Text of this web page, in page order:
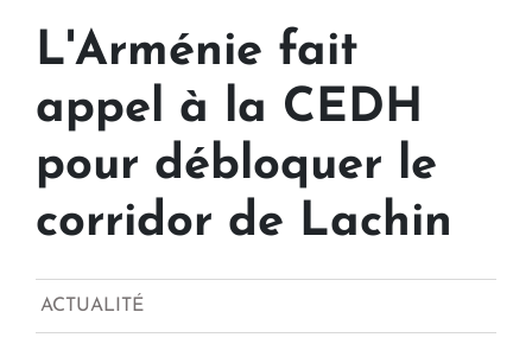
L'Arménie fait
appel à la CEDH
pour débloquer le
corridor de Lachin
ACTUALITÉ